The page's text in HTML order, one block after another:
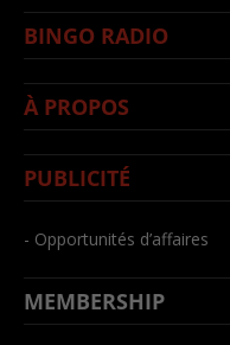
BINGO RADIO
À PROPOS
PUBLICITÉ
- Opportunités d’affaires
MEMBERSHIP